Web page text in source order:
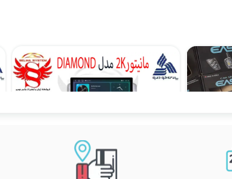
مانیتور اندروید آریو ARIO z300 برند دیاموند 4 به 64 مدل سیمکارتخور سایز 10.36 اینچ
۴۵,۹۰۰,۰۰۰ تومان
مانیتور فابریک اندروید JAC j4 جک جی 4 مدل MTK